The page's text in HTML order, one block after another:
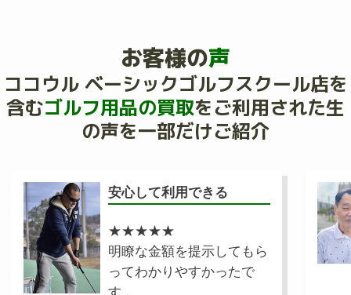
お客様の声
ココウル ベーシックゴルフスクール店を
含むゴルフ用品の買取をご利用された生
の声を一部だけご紹介
安心して利用できる
★★★★★
明瞭な金額を提示してもら
ってわかりやすかったで